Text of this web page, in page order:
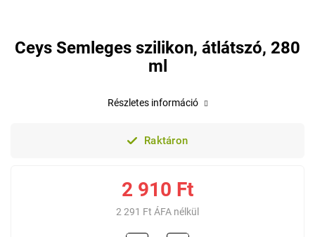
Ceys Semleges szilikon, átlátszó, 280
ml
Raktáron
2 910 Ft
2 291 Ft ÁFA nélkül
Részletes információ